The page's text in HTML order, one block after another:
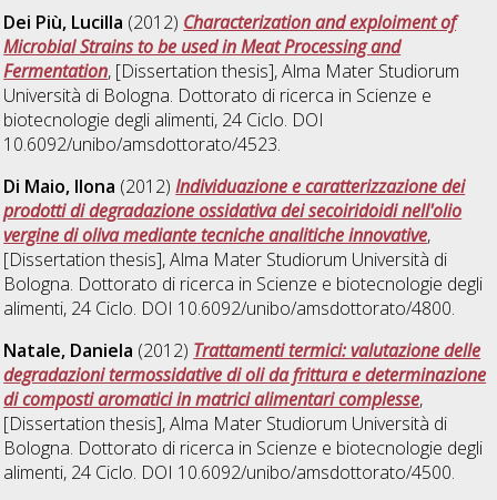
Dei Più, Lucilla (2012) Characterization and exploiment of
Microbial Strains to be used in Meat Processing and
Fermentation, [Dissertation thesis], Alma Mater Studiorum
Università di Bologna. Dottorato di ricerca in Scienze e
biotecnologie degli alimenti, 24 Ciclo. DOI
10.6092/unibo/amsdottorato/4523.
Di Maio, Ilona (2012)Individuazione e caratterizzazione dei
prodotti di degradazione ossidativa dei secoiridoidi nell'olio
vergine di oliva mediante tecniche analitiche innovative,
[Dissertation thesis], Alma Mater Studiorum Università di
Bologna. Dottorato di ricerca in Scienze e biotecnologie degli
alimenti, 24 Ciclo. DOI 10.6092/unibo/amsdottorato/4800.
Natale, Daniela (2012) Trattamenti termici: valutazione delle
degradazioni termossidative di oli da frittura e determinazione
di composti aromatici in matrici alimentari complesse,
[Dissertation thesis], Alma Mater Studiorum Università di
Bologna. Dottorato di ricerca in Scienze e biotecnologie degli
alimenti, 24 Ciclo. DOI 10.6092/unibo/amsdottorato/4500.